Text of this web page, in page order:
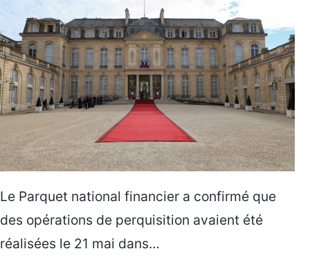
Le Parquet national financier a confirmé que
des opérations de perquisition avaient été
réalisées le 21 mai dans…